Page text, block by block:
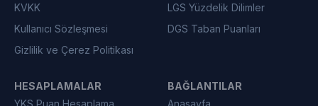
KVKK
Kullanıcı Sözleşmesi
Gizlilik ve Çerez Politikası
LGS Yüzdelik Dilimler
DGS Taban Puanları
HESAPLAMALAR
YKS Puan Hesaplama
BAĞLANTILAR
Anasayfa